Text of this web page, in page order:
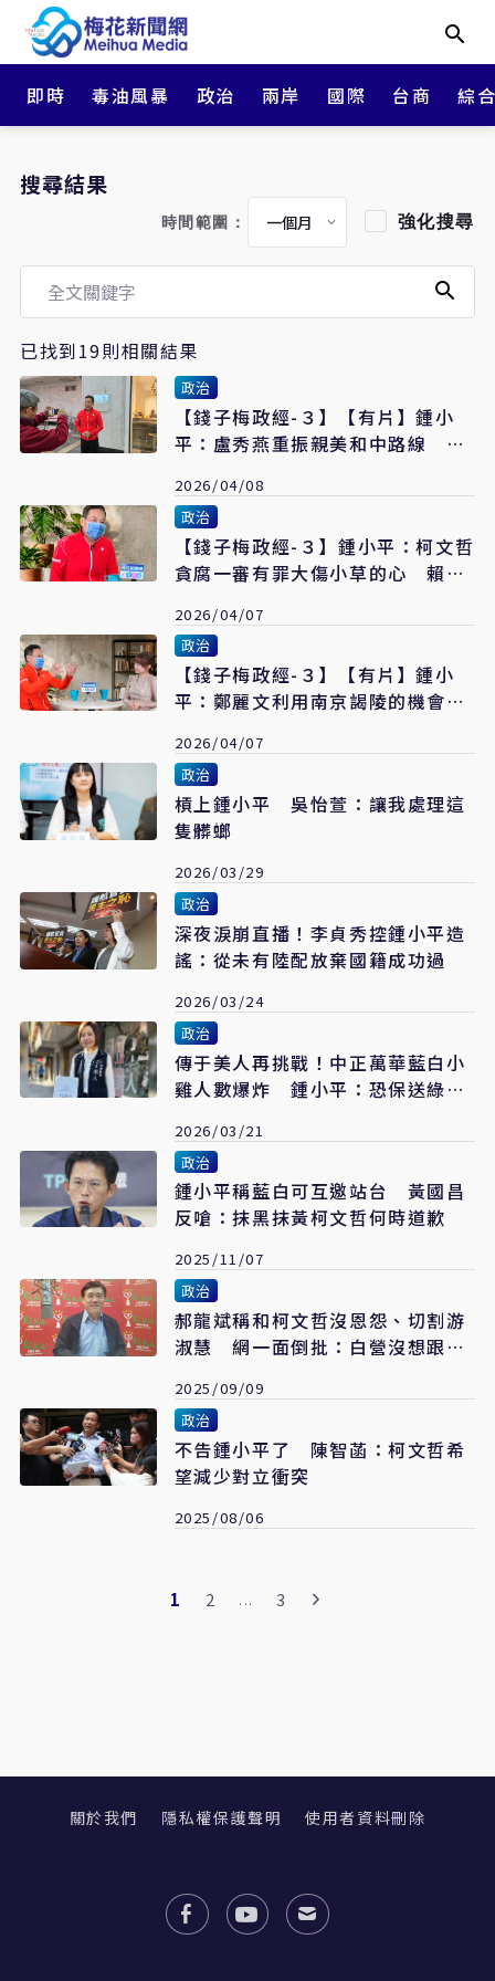
即時 毒油風暴 政治 兩岸 國際 台商 綜
搜尋結果
時間範圍： 強化搜尋
已找到19則相關結果
政治
【錢子梅政經-３】【有片】鍾小
平：盧秀燕重振親美和中路線 是
2026/04/08
政治
【錢子梅政經-３】鍾小平：柯文哲
貪腐一審有罪大傷小草的心 賴清
半
2026/04/07
政治
【錢子梅政經-３】【有片】鍾小
平：鄭麗文利用南京謁陵的機會講
2026/04/07
政治
槓上鍾小平 吳怡萱：讓我處理這
隻髒螂
2026/03/29
政治
深夜淚崩直播！李貞秀控鍾小平造
謠：從未有陸配放棄國籍成功過
2026/03/24
政治
傳于美人再挑戰！中正萬華藍白小
雞人數爆炸 鍾小平：恐保送綠營
2026/03/21
政治
鍾小平稱藍白可互邀站台 黃國昌
反嗆：抹黑抹黃柯文哲何時道歉
2025/11/07
政治
郝龍斌稱和柯文哲沒恩怨、切割游
淑慧 網一面倒批：白營沒想跟你
2025/09/09
政治
不告鍾小平了 陳智菡：柯文哲希
望減少對立衝突
2025/08/06
1 2 ... 3
關於我們 隱私權保護聲明 使用者資料刪除